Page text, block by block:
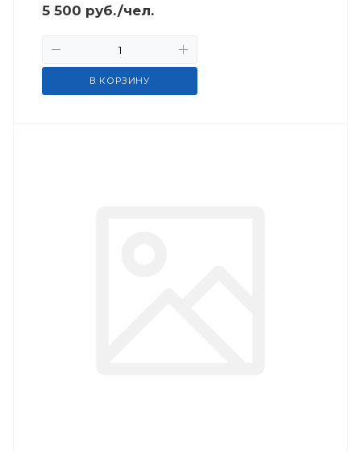
5 500 руб./чел.
В КОРЗИНУ